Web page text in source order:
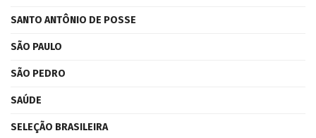
SANTO ANTÔNIO DE POSSE
SÃO PAULO
SÃO PEDRO
SAÚDE
SELEÇÃO BRASILEIRA